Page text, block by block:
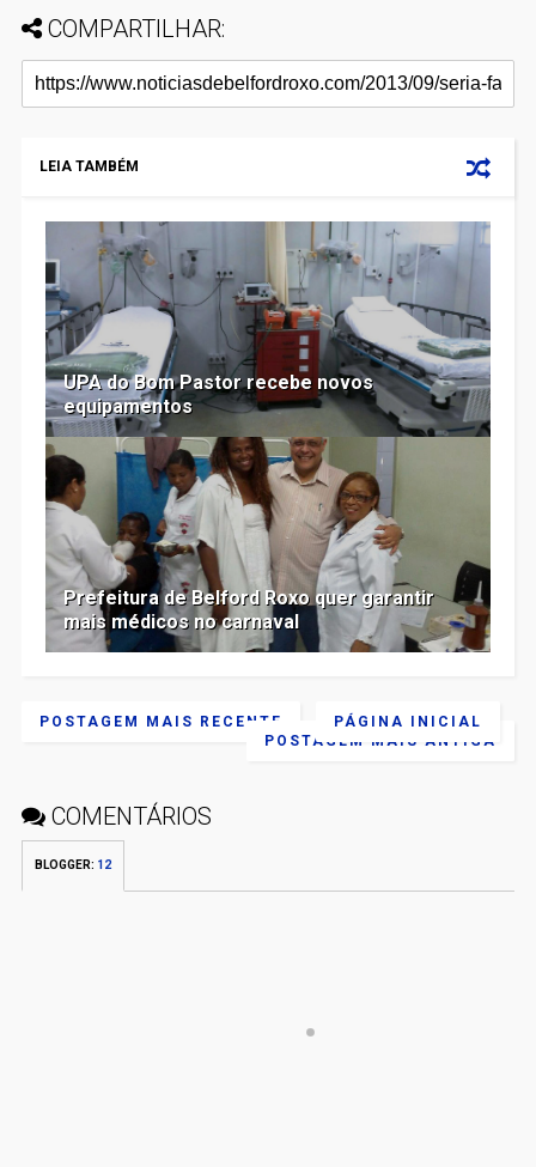
COMPARTILHAR:
LEIA TAMBÉM
UPA do Bom Pastor recebe novos
equipamentos
Prefeitura de Belford Roxo quer garantir
mais médicos no carnaval
POSTAGEM MAIS RECENTE
POSTAGEM MAIS ANTIGA
PÁGINA INICIAL
COMENTÁRIOS
BLOGGER: 12